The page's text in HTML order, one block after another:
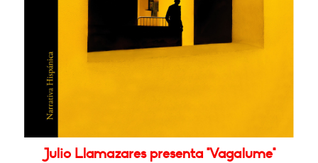
Julio Llamazares presenta "Vagalume"